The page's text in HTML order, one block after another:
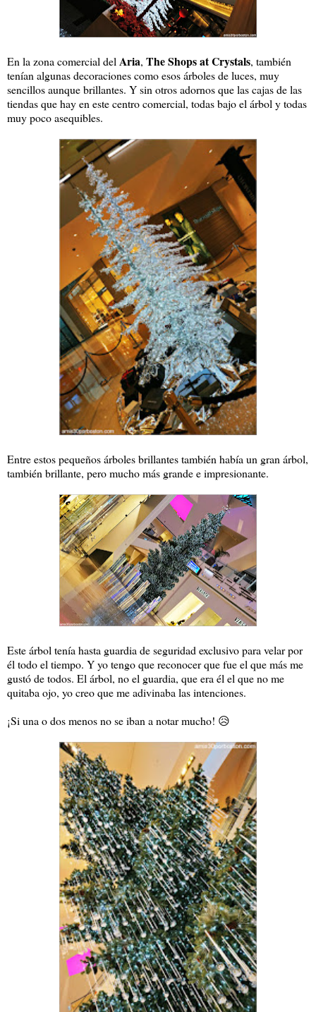
En la zona comercial del Aria, The Shops at Crystals, también
tenían algunas decoraciones como esos árboles de luces, muy
sencillos aunque brillantes. Y sin otros adornos que las cajas de las
tiendas que hay en este centro comercial, todas bajo el árbol y todas
muy poco asequibles.
Entre estos pequeños árboles brillantes también había un gran árbol,
también brillante, pero mucho más grande e impresionante.
Este árbol tenía hasta guardia de seguridad exclusivo para velar por
él todo el tiempo. Y yo tengo que reconocer que fue el que más me
gustó de todos. El árbol, no el guardia, que era él el que no me
quitaba ojo, yo creo que me adivinaba las intenciones.
¡Si una o dos menos no se iban a notar mucho! 😥